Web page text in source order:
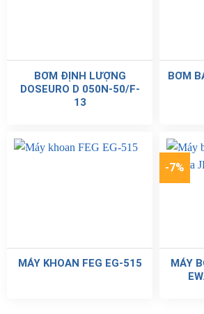
BƠM ĐỊNH LƯỢNG
DOSEURO D 050N-50/F-
13
BƠM
MÁY KHOAN FEG EG-515
-7%
MÁY